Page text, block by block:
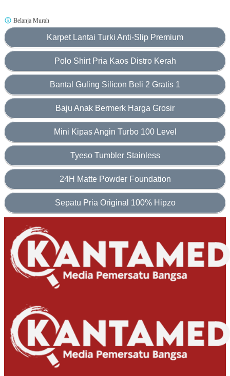
Karpet Lantai Turki Anti-Slip Premium
Polo Shirt Pria Kaos Distro Kerah
Bantal Guling Silicon Beli 2 Gratis 1
Baju Anak Bermerk Harga Grosir
Mini Kipas Angin Turbo 100 Level
Tyeso Tumbler Stainless
24H Matte Powder Foundation
Sepatu Pria Original 100% Hipzo
Belanja Murah